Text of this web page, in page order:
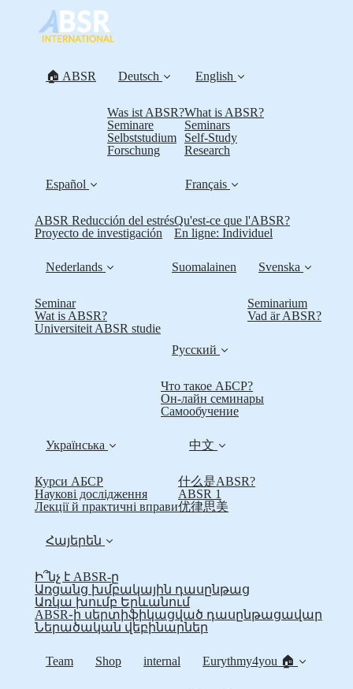
🏠 ABSR Deutsch
Was ist ABSR?
Seminare
Selbststudium
Forschung
English
What is ABSR?
Seminars
Self-Study
Research
Español
ABSR Reducción del estrés
Proyecto de investigación
Français
Qu'est-ce que l'ABSR?
En ligne: Individuel
Nederlands
Seminar
Wat is ABSR?
Universiteit ABSR studie
Suomalainen Svenska
Seminarium
Vad är ABSR?
Русский
Что такое АБСР?
Он-лайн семинары
Самообучение
Українська
Курси АБСР
Наукові дослідження
Лекції й практичні вправи
中文
什么是ABSR?
ABSR 1
优律思美
Հայերեն
Ի՞նչ է ABSR-ը
Առցանց խմբակային դասընթաց
Առկա խումբ Երևանում
ABSR֊ի սերտիֆիկացված դասընթացավար
Ներածական վեբինարներ
Team Shop internal Eurythmy4you 🏠